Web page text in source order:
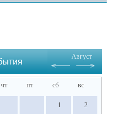
Август
чт пт сб вс
1 2